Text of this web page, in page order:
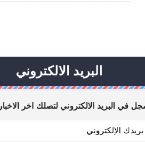
البريد الالكتروني
في البريد الالكتروني لتصلك اخر الاخبار